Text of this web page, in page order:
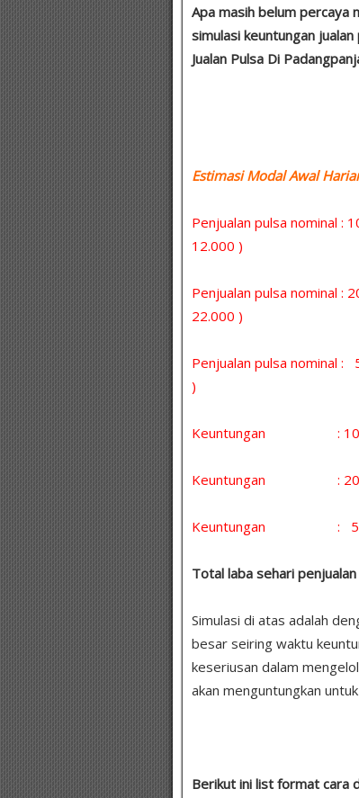
Apa masih belum percaya
simulasi keuntungan
Jualan Pulsa Di
Estimasi Modal Awal
Penjualan pulsa nominal :
12.000 )
Penjualan pulsa nominal
22.000 )
Penjualan pulsa
)
Keuntungan :
Keuntungan :
Keuntungan : 5.000
Total laba sehari
Simulasi di atas adalah
besar seiring waktu
keseriusan dalam
akan menguntungkan
Berikut ini list format cara